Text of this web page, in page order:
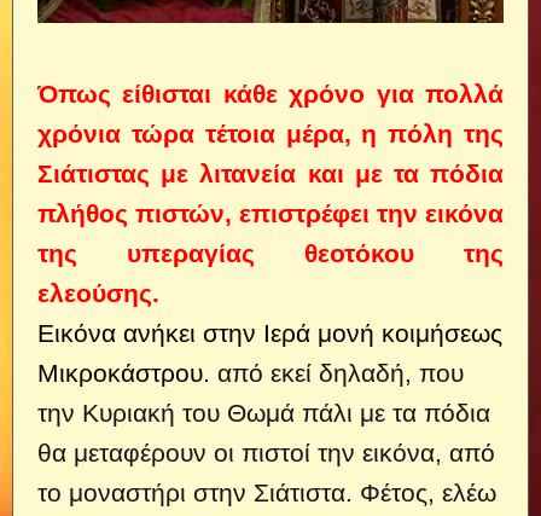
Όπως είθισται κάθε χρόνο για πολλά
χρόνια τώρα τέτοια μέρα, η πόλη της
Σιάτιστας με λιτανεία και με τα πόδια
πλήθος πιστών, επιστρέφει την εικόνα
της υπεραγίας θεοτόκου της
ελεούσης.
Εικόνα ανήκει στην Ιερά μονή κοιμήσεως
Μικροκάστρου. από εκεί δηλαδή, που
την Κυριακή του Θωμά πάλι με τα πόδια
θα μεταφέρουν οι πιστοί την εικόνα, από
το μοναστήρι στην Σιάτιστα. Φέτος, ελέω